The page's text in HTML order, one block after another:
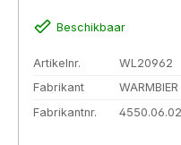
Beschikbaar
Artikelnr.
WL20962
Fabrikant
WARMBIER
Fabrikantnr.